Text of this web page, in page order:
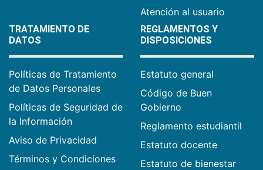
Atención al usuario
TRATAMIENTO DE
DATOS
Políticas de Tratamiento
de Datos Personales
Políticas de Seguridad de
la Información
Aviso de Privacidad
Términos y Condiciones
REGLAMENTOS Y
DISPOSICIONES
Estatuto general
Código de Buen
Gobierno
Reglamento estudiantil
Estatuto docente
Estatuto de bienestar